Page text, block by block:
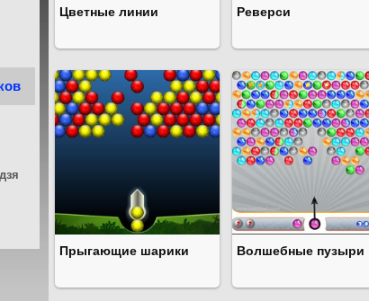
Цветные линии Реверси
Прыгающие шарики Волшебные пузыри